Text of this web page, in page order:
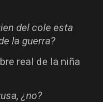
del cole esta
la guerra?
real de la niña
¿no?